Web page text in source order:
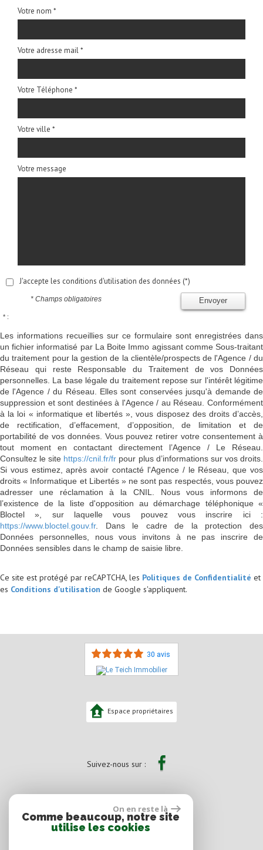
Votre nom *
Votre adresse mail *
Votre Téléphone *
Votre ville *
Votre message
J'accepte les conditions d'utilisation des données (*)
Envoyer
* Champs obligatoires
* :
Les informations recueillies sur ce formulaire sont enregistrées dans
un fichier informatisé par La Boite Immo agissant comme Sous-traitant
du traitement pour la gestion de la clientèle/prospects de l'Agence / du
Réseau qui reste Responsable du Traitement de vos Données
personnelles. La base légale du traitement repose sur l'intérêt légitime
de l'Agence / du Réseau. Elles sont conservées jusqu'à demande de
suppression et sont destinées à l'Agence / au Réseau. Conformément
à la loi « informatique et libertés », vous disposez des droits d’accès,
de rectification, d’effacement, d’opposition, de limitation et de
portabilité de vos données. Vous pouvez retirer votre consentement à
tout moment en contactant directement l’Agence / Le Réseau.
Consultez le site https://cnil.fr/fr pour plus d’informations sur vos droits.
Si vous estimez, après avoir contacté l'Agence / le Réseau, que vos
droits « Informatique et Libertés » ne sont pas respectés, vous pouvez
adresser une réclamation à la CNIL. Nous vous informons de
l’existence de la liste d'opposition au démarchage téléphonique «
Bloctel », sur laquelle vous pouvez vous inscrire ici :
https://www.bloctel.gouv.fr. Dans le cadre de la protection des
Données personnelles, nous vous invitons à ne pas inscrire de
Données sensibles dans le champ de saisie libre.
Ce site est protégé par reCAPTCHA, les Politiques de Confidentialité et
es Conditions d'utilisation de Google s'appliquent.
30 avis
Espace propriétaires
Suivez-nous sur :
On en reste là
Comme beaucoup, notre site
utilise les cookies